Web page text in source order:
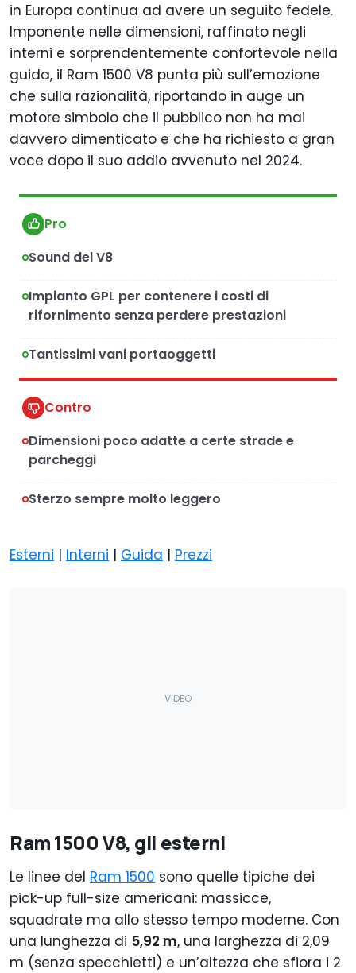
in Europa continua ad avere un seguito fedele.
Imponente nelle dimensioni, raffinato negli
interni e sorprendentemente confortevole nella
guida, il Ram 1500 V8 punta più sull’emozione
che sulla razionalità, riportando in auge un
motore simbolo che il pubblico non ha mai
davvero dimenticato e che ha richiesto a gran
voce dopo il suo addio avvenuto nel 2024.
Pro
Sound del V8
Impianto GPL per contenere i costi di
rifornimento senza perdere prestazioni
Tantissimi vani portaoggetti
Contro
Dimensioni poco adatte a certe strade e
parcheggi
Sterzo sempre molto leggero
Esterni | Interni | Guida | Prezzi
Ram 1500 V8, gli esterni
Le linee del Ram 1500 sono quelle tipiche dei
pick-up full-size americani: massicce,
squadrate ma allo stesso tempo moderne. Con
una lunghezza di 5,92 m, una larghezza di 2,09
m (senza specchietti) e un’altezza che sfiora i 2